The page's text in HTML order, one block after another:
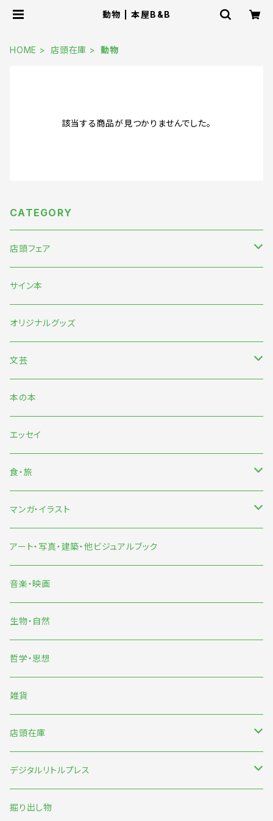
動物 | 本屋B&B
HOME 店頭在庫 動物
該当する商品が見つかりませんでした。
CATEGORY
店頭フェア
5月末〜伊藤紺『わたしのなかにある巨大な星』刊行記念フェア
7月『グッバイ・ハロー・ワールド』『終末パートナー』刊行記念
サイン本
オリジナルグッズ
文芸
日本文芸
海外文芸
詩歌・短歌・俳句
本の本
エッセイ
食・旅
食
旅
マンガ・イラスト
マンガ
イラスト
雨宮ひかる
くまおり純
アート・写真・建築・他ビジュアルブック
音楽・映画
生物・自然
哲学・思想
雑貨
店頭在庫
新刊台
本の本
デジタルリトルプレス
オリジナル
掘り出し物